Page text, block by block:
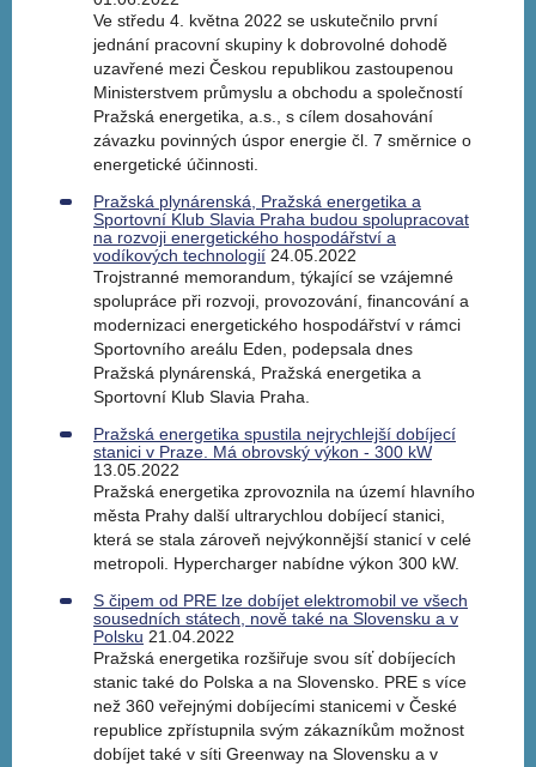
Ve středu 4. května 2022 se uskutečnilo první
jednání pracovní skupiny k dobrovolné dohodě
uzavřené mezi Českou republikou zastoupenou
Ministerstvem průmyslu a obchodu a společností
Pražská energetika, a.s., s cílem dosahování
závazku povinných úspor energie čl. 7 směrnice o
energetické účinnosti.
Pražská plynárenská, Pražská energetika a
Sportovní Klub Slavia Praha budou spolupracovat
na rozvoji energetického hospodářství a
vodíkových technologií 24.05.2022
Trojstranné memorandum, týkající se vzájemné
spolupráce při rozvoji, provozování, financování a
modernizaci energetického hospodářství v rámci
Sportovního areálu Eden, podepsala dnes
Pražská plynárenská, Pražská energetika a
Sportovní Klub Slavia Praha.
Pražská energetika spustila nejrychlejší dobíjecí
stanici v Praze. Má obrovský výkon - 300 kW
13.05.2022
Pražská energetika zprovoznila na území hlavního
města Prahy další ultrarychlou dobíjecí stanici,
která se stala zároveň nejvýkonnější stanicí v celé
metropoli. Hypercharger nabídne výkon 300 kW.
S čipem od PRE lze dobíjet elektromobil ve všech
sousedních státech, nově také na Slovensku a v
Polsku 21.04.2022
Pražská energetika rozšiřuje svou síť dobíjecích
stanic také do Polska a na Slovensko. PRE s více
než 360 veřejnými dobíjecími stanicemi v České
republice zpřístupnila svým zákazníkům možnost
dobíjet také v síti Greenway na Slovensku a v